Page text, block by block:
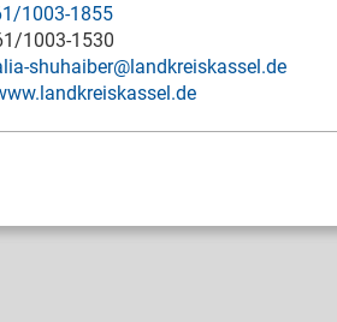
1003-1855
1003-1530
shuhaiber@landkreiskassel.de